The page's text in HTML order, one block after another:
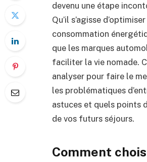
devenu une étape
Qu’il s’agisse
consommation
que les marques
faciliter la vie nomade.
analyser pour faire le
les problématiques
astuces et quels points
de vos futurs séjours.
Comment